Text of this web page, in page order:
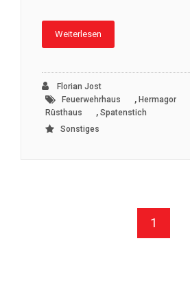
Weiterlesen
Florian Jost
Feuerwehrhaus
, Hermagor
Rüsthaus , Spatenstich
Sonstiges
1